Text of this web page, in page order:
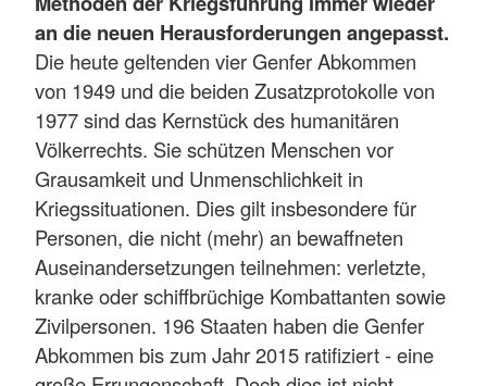
an die neuen Herausforderungen angepasst.
Die heute geltenden vier Genfer Abkommen
von 1949 und die beiden Zusatzprotokolle von
1977 sind das Kernstück des humanitären
Völkerrechts. Sie schützen Menschen vor
Grausamkeit und Unmenschlichkeit in
Kriegssituationen. Dies gilt insbesondere für
Personen, die nicht (mehr) an bewaffneten
Auseinandersetzungen teilnehmen: verletzte,
kranke oder schiffbrüchige Kombattanten sowie
Zivilpersonen. 196 Staaten haben die Genfer
Abkommen bis zum Jahr 2015 ratifiziert - eine